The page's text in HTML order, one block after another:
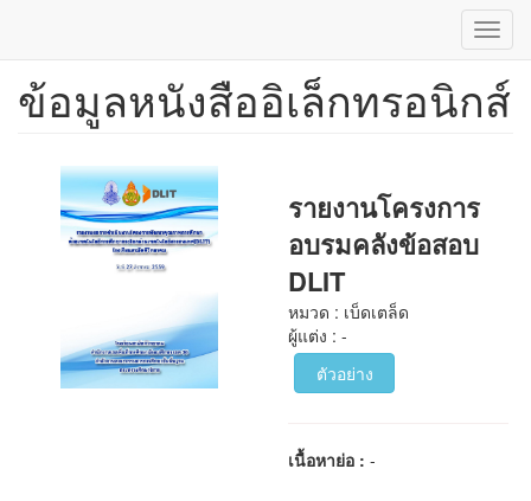
ข้าม
ข้อมูลหนังสืออิเล็กทรอนิกส์
รายงานโครงการ
อบรมคลังข้อสอบ
DLIT
หมวด : เบ็ดเตล็ด
ผู้แต่ง : -
ตัวอย่าง
เนื้อหาย่อ :-